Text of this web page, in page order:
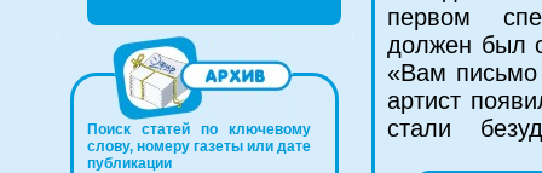
Поиск статей по ключевому
слову, номеру газеты или дате
публикации
первом
должен был
«Вам
артист
стали